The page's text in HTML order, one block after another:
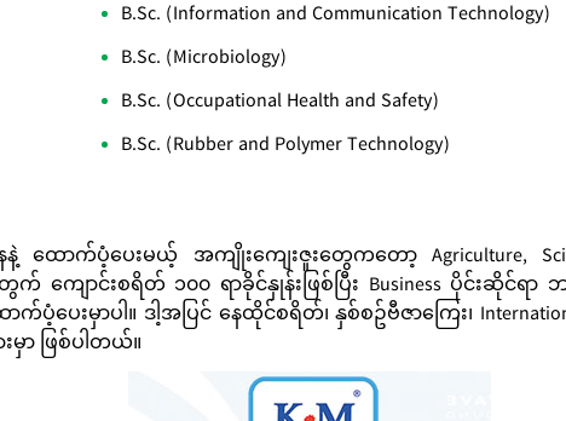
B.Sc. (Information and Communication Technology)
B.Sc. (Microbiology)
B.Sc. (Occupational Health and Safety)
B.Sc. (Rubber and Polymer Technology)
ထောက်ပံ့ပေးမယ့် အကျိုးကျေးဇူးတွေကတော့ Agriculture,
ကျောင်းစရိတ် ၁၀၀ ရာခိုင်နှုန်းဖြစ်ပြီး Business ပိုင်းဆိုင်
က်ပံ့ပေးမှာပါ။ ဒါ့အပြင် နေထိုင်စရိတ်၊ နှစ်စဥ်ဗီဇာကြေး၊
မှာ ဖြစ်ပါတယ်။